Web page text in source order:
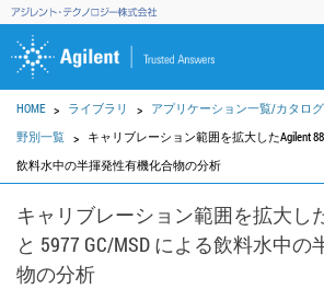
HOME ライブラリ アプリケーション一覧/カタログ
野別一覧
キャリブレーション範囲を拡大したAgilent
飲料水中の半揮発性有機化合物の分析
キャリブレーション範囲を拡大し
と 5977 GC/MSD による飲料水中
物の分析